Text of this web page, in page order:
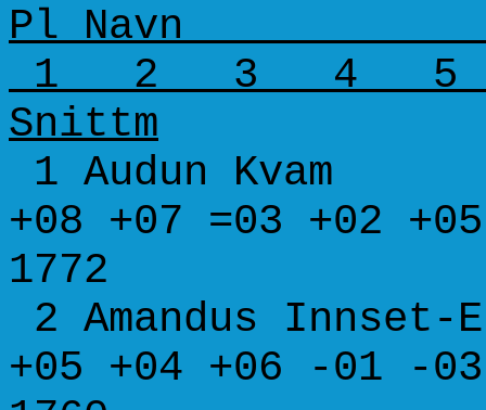
Pl Navn
1 2 3 4 5 6
Snittm
1 Audun
+08 +07 =03 +02
1772
2 Amandus
+05 +04 +06 -01